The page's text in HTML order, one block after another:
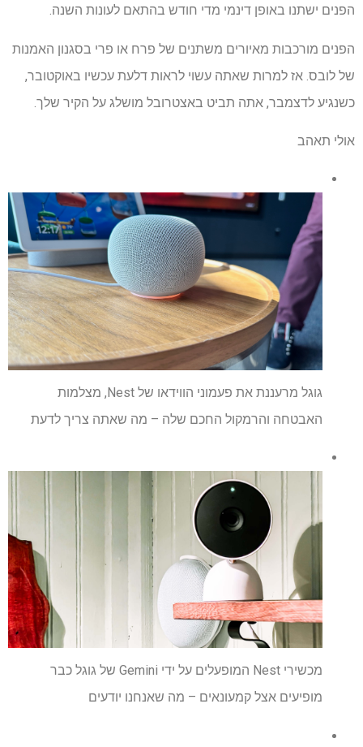
הפנים ישתנו באופן דינמי מדי חודש בהתאם לעונות השנה.
הפנים מורכבות מאיורים משתנים של פרח או פרי בסגנון האמנות
של לובס. אז למרות שאתה עשוי לראות דלעת עכשיו באוקטובר,
כשנגיע לדצמבר, אתה תביט באצטרובל מושלג על הקיר שלך.
אולי תאהב
גוגל מרעננת את פעמוני הווידאו של Nest, מצלמות
האבטחה והרמקול החכם שלה – מה שאתה צריך לדעת
מכשירי Nest המופעלים על ידי Gemini של גוגל כבר
מופיעים אצל קמעונאים – מה שאנחנו יודעים